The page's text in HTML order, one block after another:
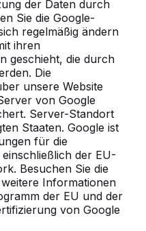
der Daten durch
Sie die Google-
regelmäßig ändern
ihren
geschieht, die durch
Die
unsere Website
von Google
Server-Standort
Staaten. Google ist
für die
der EU-
Besuchen Sie die
Informationen
der EU und der
von Google
und bedauern
Zeit nicht zum
die Witterung
senden.
noch
und die
dem Fahrer
und
befahren hat,
und an Ort und
Gut , wir sind
in ganz Europa
Sie hier, wo Sie
Nähe finden.